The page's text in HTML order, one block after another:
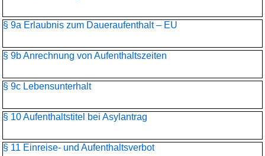
§ 9a Erlaubnis zum Daueraufenthalt – EU
§ 9b Anrechnung von Aufenthaltszeiten
§ 9c Lebensunterhalt
§ 10 Aufenthaltstitel bei Asylantrag
§ 11 Einreise- und Aufenthaltsverbot